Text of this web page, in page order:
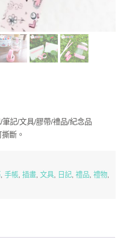
記/文具/膠帶/禮品/紀念品
斷。
, 手帳, 插畫, 文具, 日記, 禮品, 禮物,